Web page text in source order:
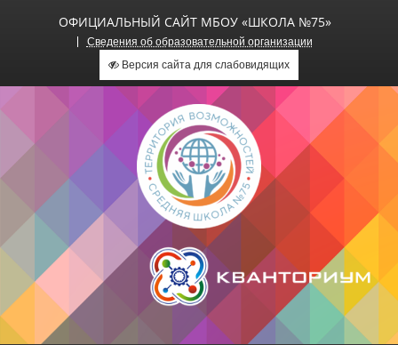
ОФИЦИАЛЬНЫЙ САЙТ МБОУ «ШКОЛА №75»
Сведения об образовательной организации
Версия сайта для слабовидящих
Официальный сайт МБОУ
«Школа №75»